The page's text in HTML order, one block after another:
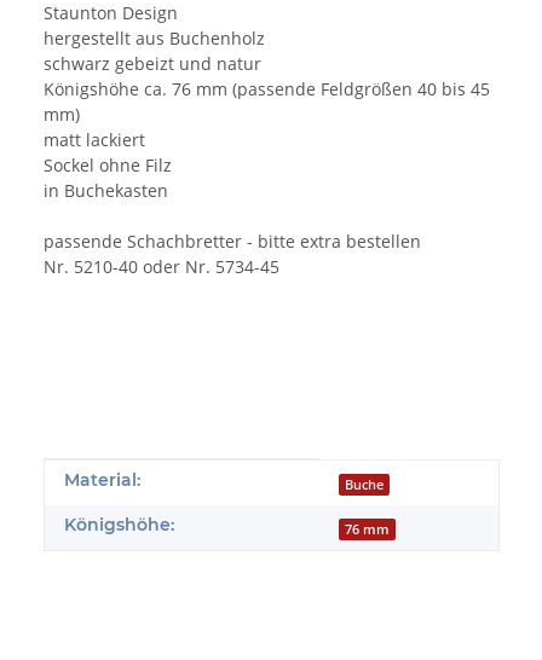
Staunton Design
hergestellt aus Buchenholz
schwarz gebeizt und natur
Königshöhe ca. 76 mm (passende Feldgrößen 40 bis 45
mm)
matt lackiert
Sockel ohne Filz
in Buchekasten
passende Schachbretter - bitte extra bestellen
Nr. 5210-40 oder Nr. 5734-45
Produkteigenschaft
Wert
Material: Buche
Königshöhe: 76 mm